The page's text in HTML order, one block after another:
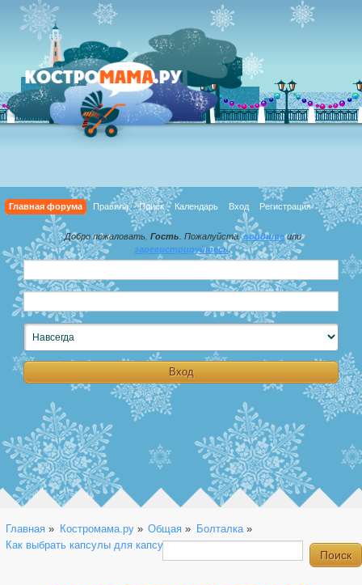
Главная форума Правила Поиск Календарь Вход Регистрация
Добро пожаловать, Гость . Пожалуйста,войдитеили
зарегистрируйтесь.
Главная » Костромама.ру» Общая » Болталка»
Как выбрать капсулы для капсульной кофемашины